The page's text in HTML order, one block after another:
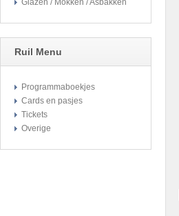
Glazen / Mokken / Asbakken
Ruil Menu
Programmaboekjes
Cards en pasjes
Tickets
Overige